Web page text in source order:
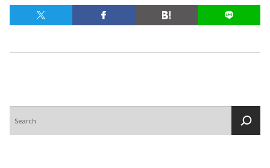
メキシコの記念日 Events of Mexico
索